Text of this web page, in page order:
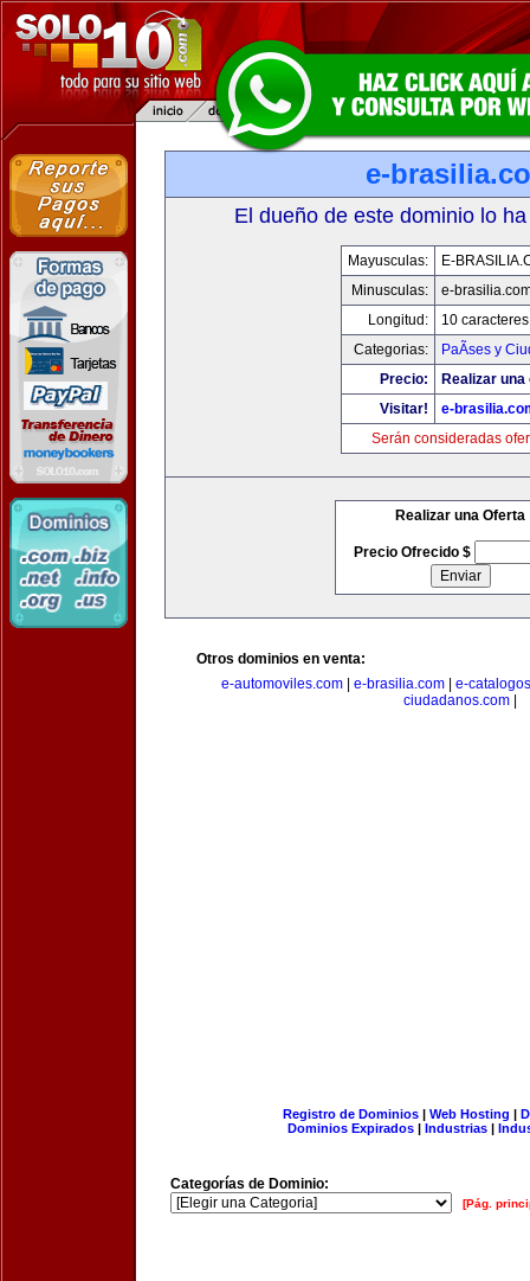
e-
El dueño de este dominio lo
Mayusculas:
E-
Minusculas:
e-
Longitud:
10 caracteres
Categorias:
PaÃ­ses y
Precio:
Realizar
Visitar!
e-
Serán consideradas
Realizar una Oferta
Precio Ofrecido $
Otros dominios en venta:
e-automoviles.com
e-brasilia.com
e-
ciudadanos.com
Registro de Dominios| Web Hosting |
Dominios Expirados | Industrias |
Categorías de Dominio:
[Pág.